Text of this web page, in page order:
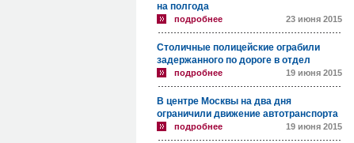
на полгода
подробнее 23 июня 2015
Столичные полицейские ограбили
задержанного по дороге в отдел
подробнее 19 июня 2015
В центре Москвы на два дня
ограничили движение автотранспорта
подробнее 19 июня 2015